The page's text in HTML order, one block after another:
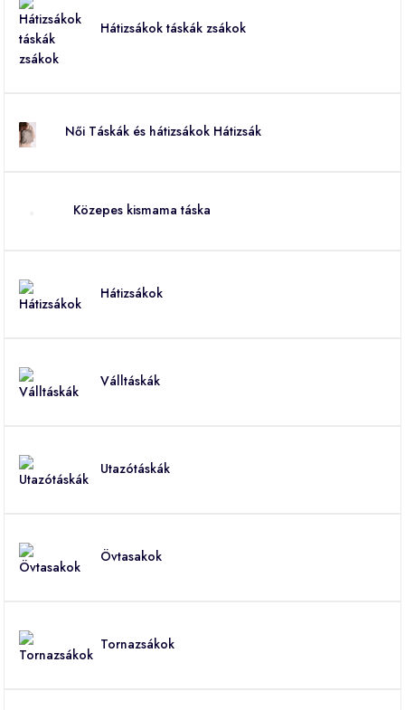
Hátizsákok táskák zsákok
Női Táskák és hátizsákok Hátizsák
Közepes kismama táska
Hátizsákok
Válltáskák
Utazótáskák
Övtasakok
Tornazsákok